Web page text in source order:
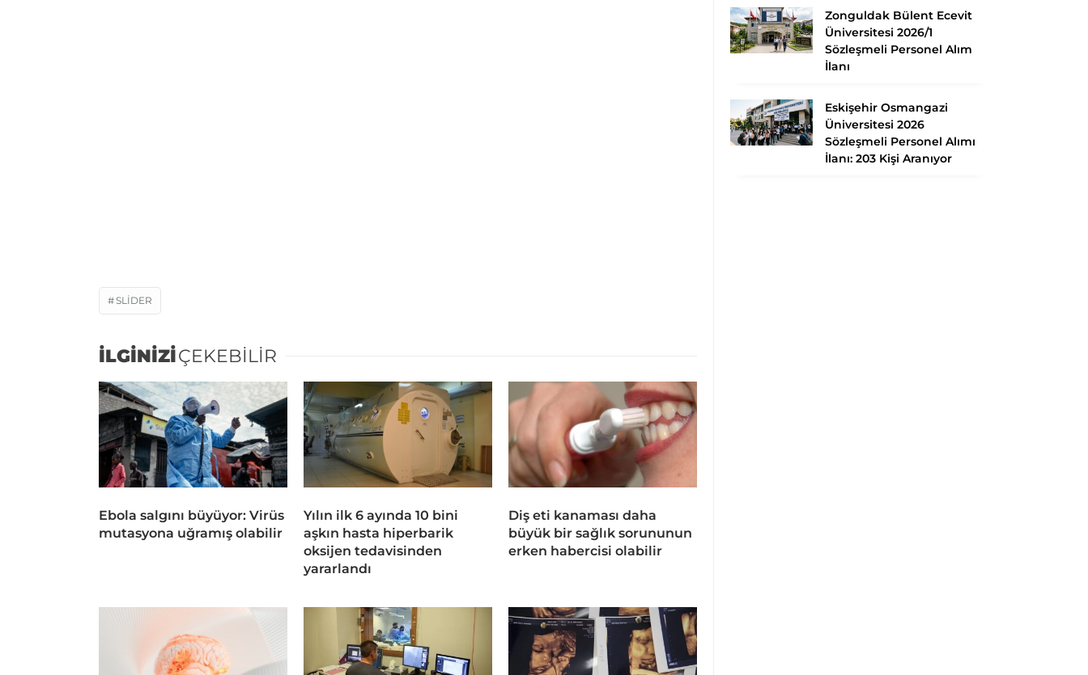
SLIDER
İLGİNİZİÇEKEBİLİR
Ebola salgını büyüyor: Virüs
mutasyona uğramış olabilir
Yılın ilk 6 ayında 10 bini
aşkın hasta hiperbarik
oksijen tedavisinden
yararlandı
Diş eti kanaması daha
büyük bir sağlık sorununun
erken habercisi olabilir
Zonguldak Bülent Ecevit
Üniversitesi 2026/1
Sözleşmeli Personel Alım
İlanı
Eskişehir Osmangazi
Üniversitesi 2026
Sözleşmeli Personel Alımı
İlanı: 203 Kişi Aranıyor